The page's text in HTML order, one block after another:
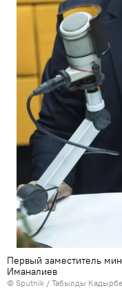
Первый заместитель
Иманалиев
© Sputnik / Табылды